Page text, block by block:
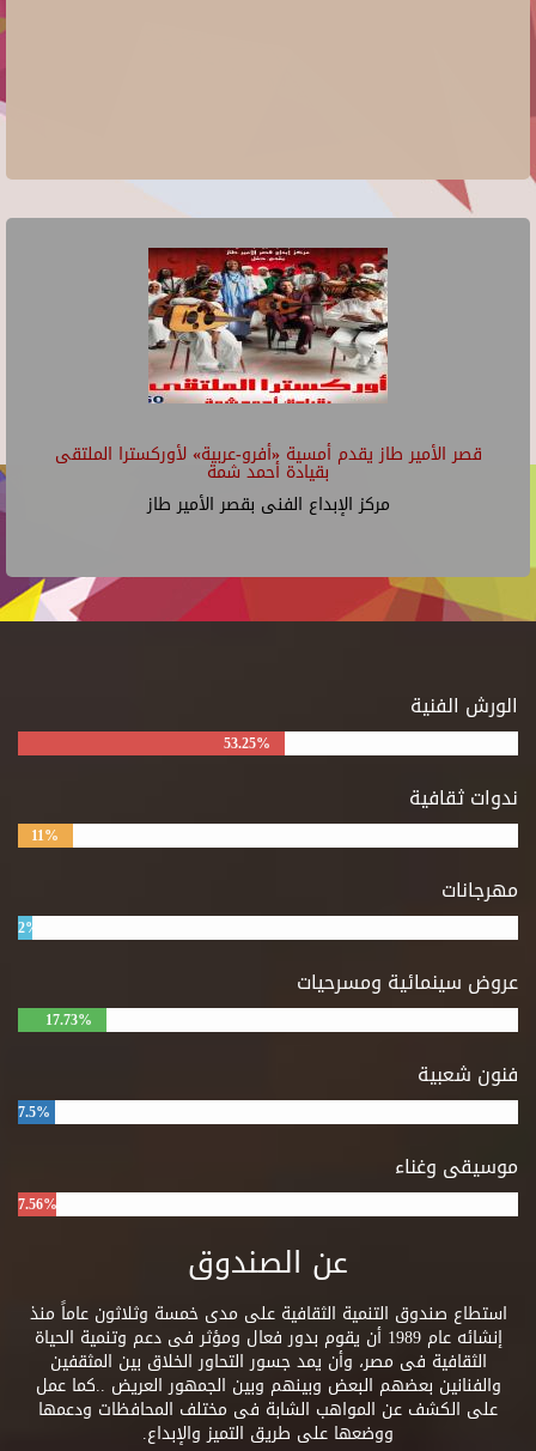
قصر الأمير طاز يقدم أمسية «أفرو-عربية» لأوركسترا الملتقى
بقيادة أحمد شمة
مركز الإبداع الفنى بقصر الأمير طاز
الورش الفنية
53.25%
ندوات ثقافية
11%
مهرجانات
2%
عروض سينمائية ومسرحيات
17.73%
فنون شعبية
7.5%
موسيقى وغناء
7.56%
عن الصندوق
استطاع صندوق التنمية الثقافية على مدى خمسة وثلاثون عاماً منذ
إنشائه عام 1989 أن يقوم بدور فعال ومؤثر فى دعم وتنمية الحياة
الثقافية فى مصر، وأن يمد جسور التحاور الخلاق بين المثقفين
والفنانين بعضهم البعض وبينهم وبين الجمهور العريض ..كما عمل
على الكشف عن المواهب الشابة فى مختلف المحافظات ودعمها
ووضعها على طريق التميز والإبداع.